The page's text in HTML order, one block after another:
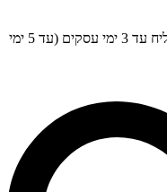
דואר רשום עד 7 ימי עסקים ומשלוח עם שליח עד 3 ימי עסקים (עד 5 ימי